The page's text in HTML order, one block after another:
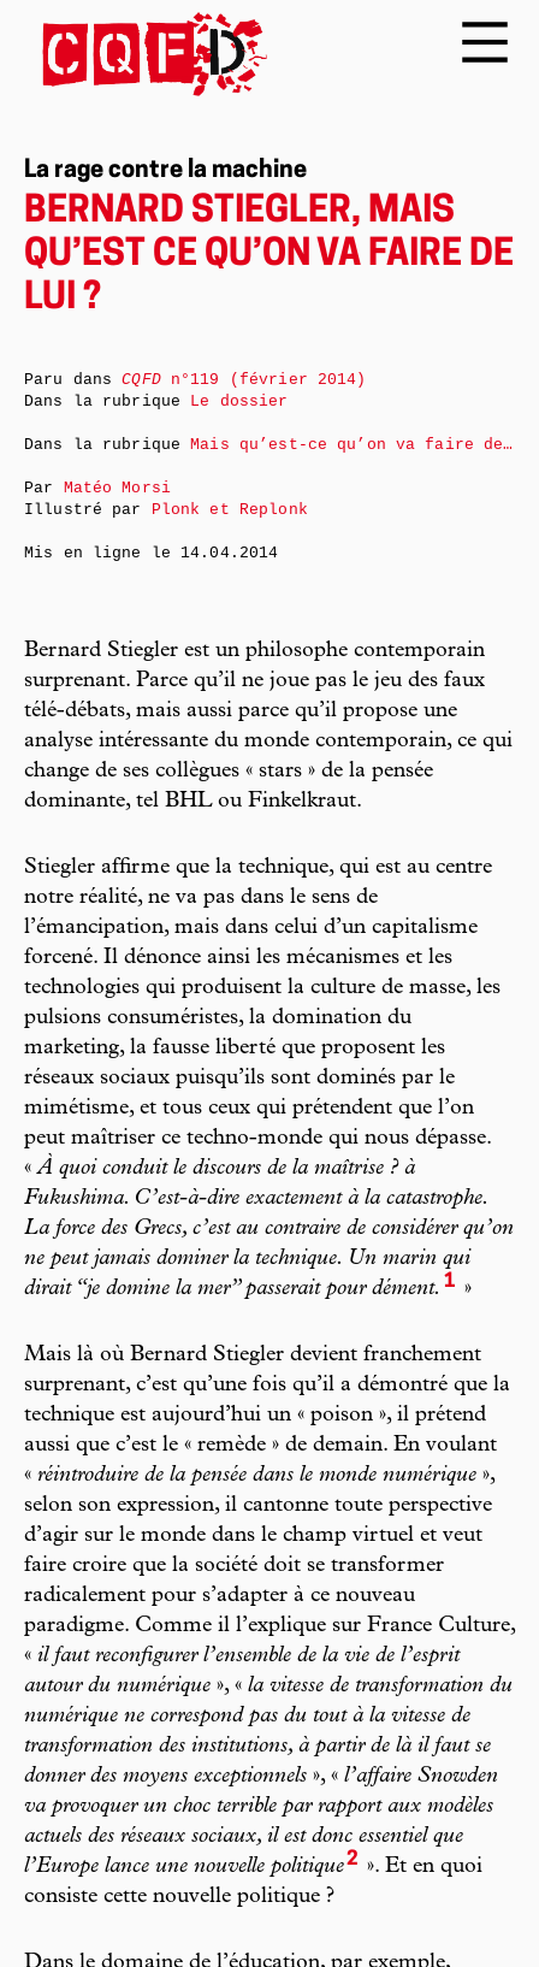
La rage contre la machine
BERNARD STIEGLER, MAIS
QU’EST CE QU’ON VA FAIRE DE
LUI ?
Bernard Stiegler est un philosophe contemporain
surprenant. Parce qu’il ne joue pas le jeu des faux
télé-débats, mais aussi parce qu’il propose une
analyse intéressante du monde contemporain, ce qui
change de ses collègues « stars » de la pensée
dominante, tel BHL ou Finkelkraut.
Stiegler affirme que la technique, qui est au centre
notre réalité, ne va pas dans le sens de
l’émancipation, mais dans celui d’un capitalisme
forcené. Il dénonce ainsi les mécanismes et les
technologies qui produisent la culture de masse, les
pulsions consuméristes, la domination du
marketing, la fausse liberté que proposent les
réseaux sociaux puisqu’ils sont dominés par le
mimétisme, et tous ceux qui prétendent que l’on
peut maîtriser ce techno-monde qui nous dépasse.
«À quoi conduit le discours de la maîtrise ? à
Fukushima. C’est-à-dire exactement à la catastrophe.
La force des Grecs, c’est au contraire de considérer qu’on
ne peut jamais dominer la technique. Un marin qui
dirait “je domine la mer” passerait pour dément. 1 »
Mais là où Bernard Stiegler devient franchement
surprenant, c’est qu’une fois qu’il a démontré que la
technique est aujourd’hui un « poison », il prétend
aussi que c’est le « remède » de demain. En voulant
« réintroduire de la pensée dans le monde numérique »,
selon son expression, il cantonne toute perspective
d’agir sur le monde dans le champ virtuel et veut
faire croire que la société doit se transformer
radicalement pour s’adapter à ce nouveau
paradigme. Comme il l’explique sur France Culture,
« il faut reconfigurer l’ensemble de la vie de l’esprit
autour du numérique », « la vitesse de transformation du
numérique ne correspond pas du tout à la vitesse de
transformation des institutions, à partir de là il faut se
donner des moyens exceptionnels », « l’affaire Snowden
va provoquer un choc terrible par rapport aux modèles
actuels des réseaux sociaux, il est donc essentiel que
l’Europe lance une nouvelle politique2 ». Et en quoi
consiste cette nouvelle politique ?
Paru dansCQFDn°119 (février 2014)
Dans la rubrique Le dossier
Dans la rubriqueMais qu’est-ce qu’on va faire de…
Par Matéo Morsi
Illustré par Plonk et Replonk
Mis en ligne le 14.04.2014